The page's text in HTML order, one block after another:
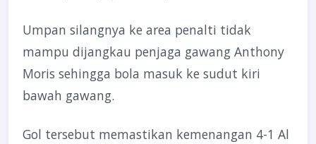
Umpan silangnya ke area penalti tidak
mampu dijangkau penjaga gawang Anthony
Moris sehingga bola masuk ke sudut kiri
bawah gawang.
Gol tersebut memastikan kemenangan 4-1 Al